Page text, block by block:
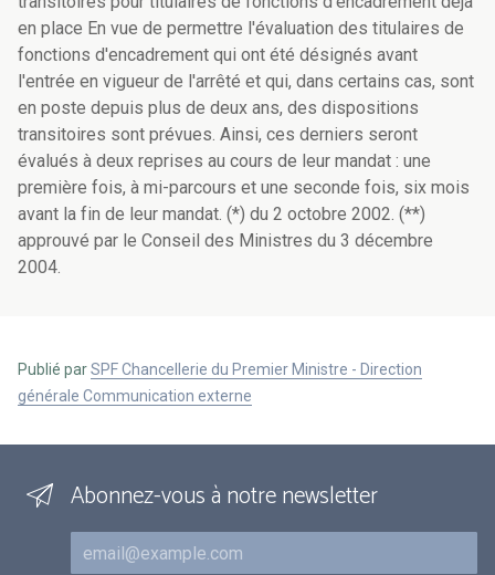
en place En vue de permettre l'évaluation des titulaires de
fonctions d'encadrement qui ont été désignés avant
l'entrée en vigueur de l'arrêté et qui, dans certains cas, sont
en poste depuis plus de deux ans, des dispositions
transitoires sont prévues. Ainsi, ces derniers seront
évalués à deux reprises au cours de leur mandat : une
première fois, à mi-parcours et une seconde fois, six mois
avant la fin de leur mandat. (*) du 2 octobre 2002. (**)
approuvé par le Conseil des Ministres du 3 décembre
2004.
Publié parSPF Chancellerie du Premier Ministre - Direction
générale Communication externe
Abonnez-vous à notre newsletter
Courriel